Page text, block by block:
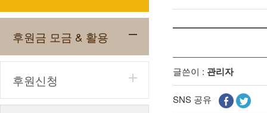
후원금 모금 & 활용
후원신청
글쓴이 : 관리자
SNS 공유